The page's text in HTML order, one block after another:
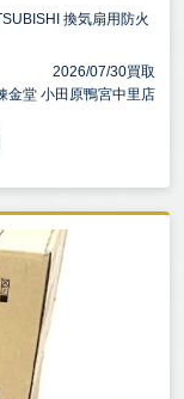
換気扇用防火
2026/07/30買取
金堂 小田原鴨宮中里店